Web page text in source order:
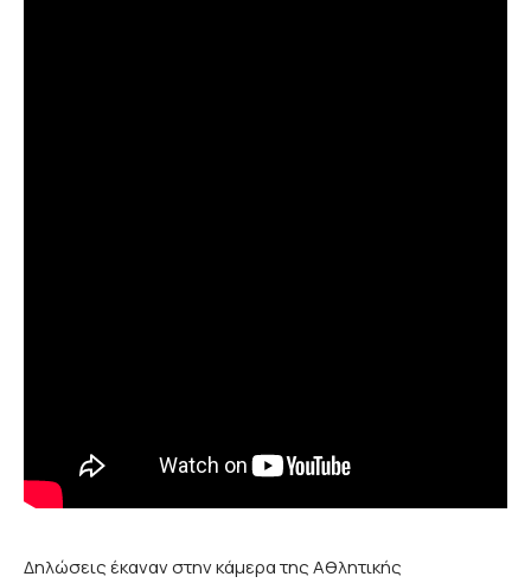
Δηλώσεις έκαναν στην κάμερα της Αθλητικής